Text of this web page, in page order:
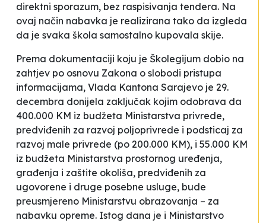
direktni sporazum, bez raspisivanja tendera. Na
ovaj način nabavka je realizirana tako da izgleda
da je svaka škola samostalno kupovala skije.
Prema dokumentaciji koju je Školegijum dobio na
zahtjev po osnovu Zakona o slobodi pristupa
informacijama, Vlada Kantona Sarajevo je 29.
decembra donijela zaključak kojim odobrava da
400.000 KM iz budžeta Ministarstva privrede,
predviđenih za razvoj poljoprivrede i podsticaj za
razvoj male privrede (po 200.000 KM), i 55.000 KM
iz budžeta Ministarstva prostornog uređenja,
građenja i zaštite okoliša, predviđenih za
ugovorene i druge posebne usluge, bude
preusmjereno Ministarstvu obrazovanja – za
nabavku opreme. Istog dana je i Ministarstvo